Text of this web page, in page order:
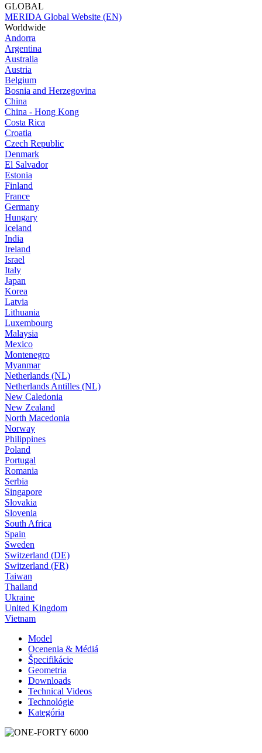
GLOBAL
MERIDA Global Website (EN)
Worldwide
Andorra
Argentina
Australia
Austria
Belgium
Bosnia and Herzegovina
China
China - Hong Kong
Costa Rica
Croatia
Czech Republic
Denmark
El Salvador
Estonia
Finland
France
Germany
Hungary
Iceland
India
Ireland
Israel
Italy
Japan
Korea
Latvia
Lithuania
Luxembourg
Malaysia
Mexico
Montenegro
Myanmar
Netherlands (NL)
Netherlands Antilles (NL)
New Caledonia
New Zealand
North Macedonia
Norway
Philippines
Poland
Portugal
Romania
Serbia
Singapore
Slovakia
Slovenia
South Africa
Spain
Sweden
Switzerland (DE)
Switzerland (FR)
Taiwan
Thailand
Ukraine
United Kingdom
Vietnam
Model
Ocenenia & Médiá
Špecifikácie
Geometria
Downloads
Technical Videos
Technológie
Kategória